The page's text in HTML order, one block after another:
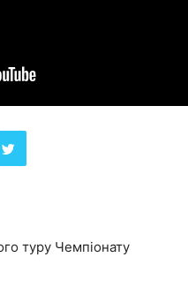
туру Чемпіонату